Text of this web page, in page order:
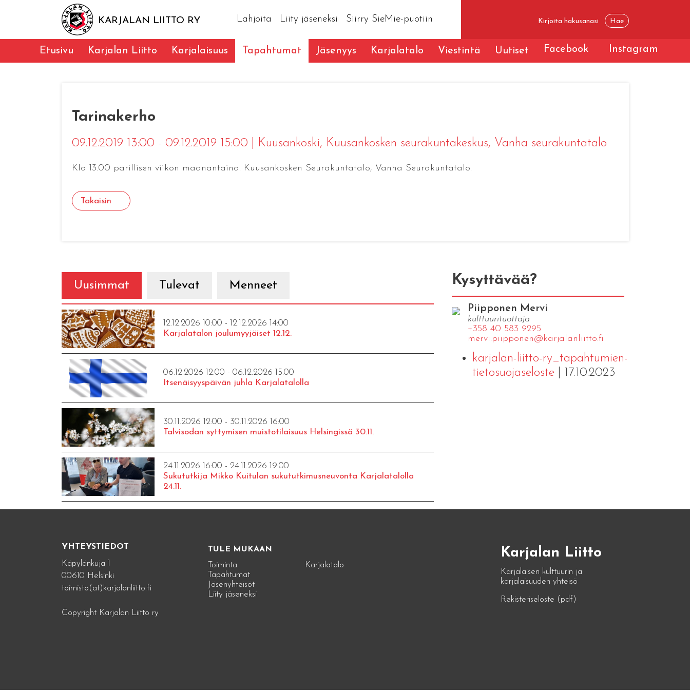
KARJALAN LIITTO RY Lahjoita Liity jäseneksi Siirry SieMie-puotiin
Etusivu Karjalan Liitto Karjalaisuus Tapahtumat Jäsenyys Karjalatalo Viestintä Uutiset Facebook Instagram
Tarinakerho
09.12.2019 13:00 - 09.12.2019 15:00 Kuusankoski, Kuusankosken seurakuntakeskus, Vanha seurakuntatalo
Klo 13.00 parillisen viikon maanantaina. Kuusankosken Seurakuntatalo, Vanha Seurakuntatalo.
Takaisin
Uusimmat Tulevat Menneet
12.12.2026 10:00 - 12.12.2026 14:00
Karjalatalon joulumyyjäiset 12.12.
06.12.2026 12:00 - 06.12.2026 15:00
Itsenäisyyspäivän juhla Karjalatalolla
30.11.2026 12:00 - 30.11.2026 16:00
Talvisodan syttymisen muistotilaisuus Helsingissä 30.11.
24.11.2026 16:00 - 24.11.2026 19:00
Sukututkija Mikko Kuitulan sukututkimusneuvonta Karjalatalolla
24.11.
Kysyttävää?
Piipponen Mervi
kulttuurituottaja
+358 40 583 9295
mervi.​piipponen@​kar​jala​nlii​tto.​fi
karjalan-liitto-ry_tapahtumien-
tietosuojaseloste| 17.10.2023
YHTEYSTIEDOT
Käpylänkuja 1
00610 Helsinki
toimisto(at)karjalanliitto.fi
Copyright Karjalan Liitto ry
TULE MUKAAN
Toiminta
Tapahtumat
Jäsenyhteisöt
Liity jäseneksi
Karjalatalo
Karjalan Liitto
Karjalaisen kulttuurin ja
karjalaisuuden yhteisö
Rekisteriseloste (pdf)